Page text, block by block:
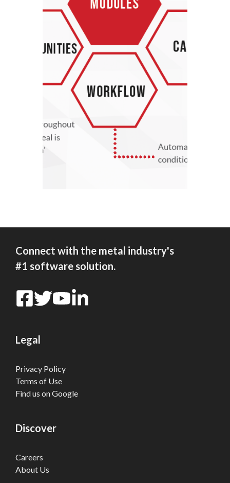
Connect with the metal industry's
#1 software solution.
Legal
Privacy Policy
Terms of Use
Find us on Google
Discover
Careers
About Us